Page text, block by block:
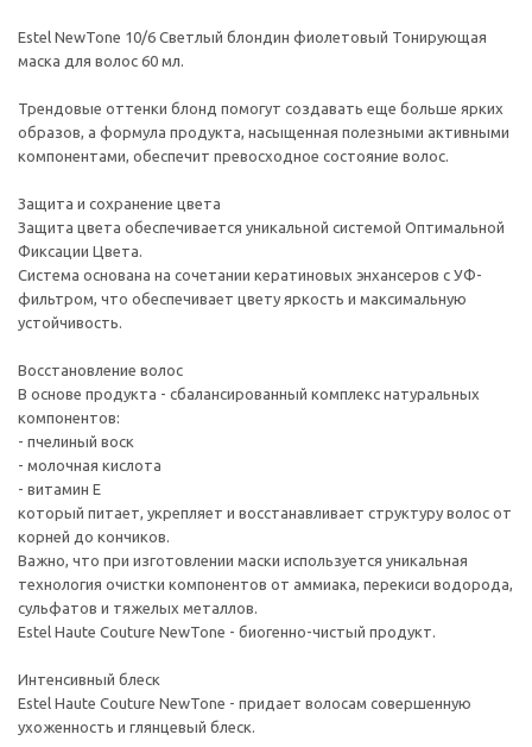
Estel NewTone 10/6 Светлый блондин фиолетовый Тонирующая
маска для волос 60 мл.
Трендовые оттенки блонд помогут создавать еще больше ярких
образов, а формула продукта, насыщенная полезными активными
компонентами, обеспечит превосходное состояние волос.
Защита и сохранение цвета
Защита цвета обеспечивается уникальной системой Оптимальной
Фиксации Цвета.
Система основана на сочетании кератиновых энхансеров с УФ-
фильтром, что обеспечивает цвету яркость и максимальную
устойчивость.
Восстановление волос
В основе продукта - сбалансированный комплекс натуральных
компонентов:
- пчелиный воск
- молочная кислота
- витамин Е
который питает, укрепляет и восстанавливает структуру волос от
корней до кончиков.
Важно, что при изготовлении маски используется уникальная
технология очистки компонентов от аммиака, перекиси водорода,
сульфатов и тяжелых металлов.
Estel Haute Couture NewTone - биогенно-чистый продукт.
Интенсивный блеск
Estel Haute Couture NewTone - придает волосам совершенную
ухоженность и глянцевый блеск.